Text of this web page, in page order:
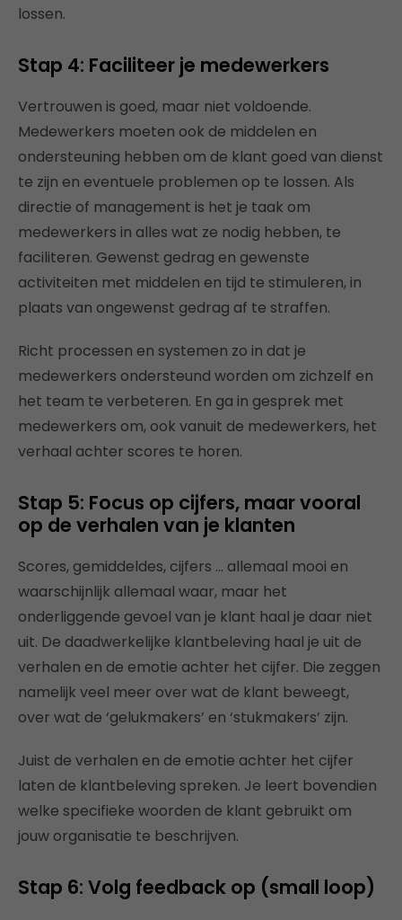
lossen.
Stap 4: Faciliteer je medewerkers
Vertrouwen is goed, maar niet voldoende.
Medewerkers moeten ook de middelen en
ondersteuning hebben om de klant goed van dienst
te zijn en eventuele problemen op te lossen. Als
directie of management is het je taak om
medewerkers in alles wat ze nodig hebben, te
faciliteren. Gewenst gedrag en gewenste
activiteiten met middelen en tijd te stimuleren, in
plaats van ongewenst gedrag af te straffen.
Richt processen en systemen zo in dat je
medewerkers ondersteund worden om zichzelf en
het team te verbeteren. En ga in gesprek met
medewerkers om, ook vanuit de medewerkers, het
verhaal achter scores te horen.
Stap 5: Focus op cijfers, maar vooral
op de verhalen van je klanten
Scores, gemiddeldes, cijfers … allemaal mooi en
waarschijnlijk allemaal waar, maar het
onderliggende gevoel van je klant haal je daar niet
uit. De daadwerkelijke klantbeleving haal je uit de
verhalen en de emotie achter het cijfer. Die zeggen
namelijk veel meer over wat de klant beweegt,
over wat de ‘gelukmakers’ en ‘stukmakers’ zijn.
Juist de verhalen en de emotie achter het cijfer
laten de klantbeleving spreken. Je leert bovendien
welke specifieke woorden de klant gebruikt om
jouw organisatie te beschrijven.
Stap 6: Volg feedback op (small loop)